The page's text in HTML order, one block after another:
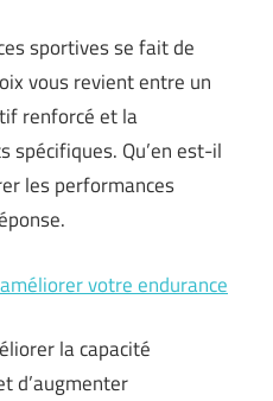
sportives se fait de
vous revient entre un
renforcé et la
spécifiques. Qu’en est-il
les performances
votre endurance
la capacité
d’augmenter